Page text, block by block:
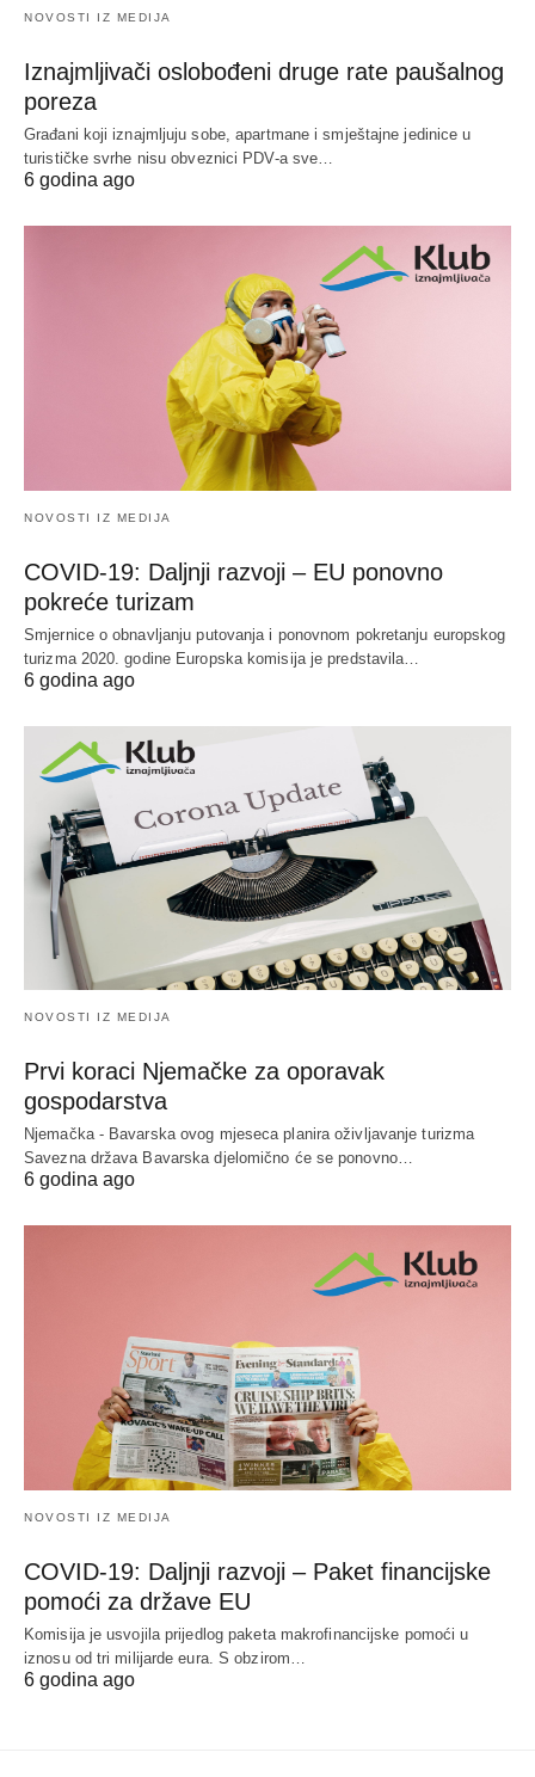
NOVOSTI IZ MEDIJA
Iznajmljivači oslobođeni druge rate paušalnog
poreza
Građani koji iznajmljuju sobe, apartmane i smještajne jedinice u
turističke svrhe nisu obveznici PDV-a sve…
6 godina ago
NOVOSTI IZ MEDIJA
COVID-19: Daljnji razvoji – EU ponovno
pokreće turizam
Smjernice o obnavljanju putovanja i ponovnom pokretanju europskog
turizma 2020. godine Europska komisija je predstavila…
6 godina ago
NOVOSTI IZ MEDIJA
Prvi koraci Njemačke za oporavak
gospodarstva
Njemačka - Bavarska ovog mjeseca planira oživljavanje turizma
Savezna država Bavarska djelomično će se ponovno…
6 godina ago
NOVOSTI IZ MEDIJA
COVID-19: Daljnji razvoji – Paket financijske
pomoći za države EU
Komisija je usvojila prijedlog paketa makrofinancijske pomoći u
iznosu od tri milijarde eura. S obzirom…
6 godina ago